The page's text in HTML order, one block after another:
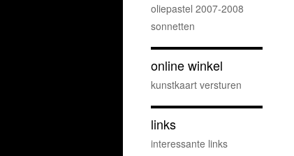
oliepastel 2007-2008
sonnetten
online winkel
kunstkaart versturen
links
interessante links